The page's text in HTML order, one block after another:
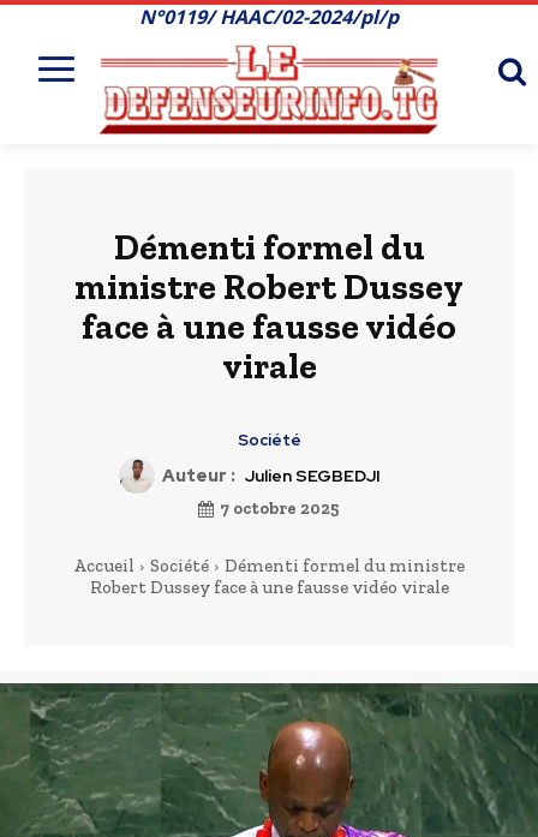
N°0119/ HAAC/02-2024/pl/p
Démenti formel du
ministre Robert Dussey
face à une fausse vidéo
virale
Société
Auteur : Julien SEGBEDJI
7 octobre 2025
Accueil Société
Démenti formel du ministre
Robert Dussey face à une fausse vidéo virale